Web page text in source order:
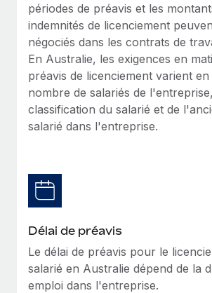
Remote Watchtower
Gardez un temps d’avance sur les
matière de conformité
Gestion des appareils
Achetez et suivez vos équipements
dans le monde entier
conformité
Mobilité et déménagement
employés
Avantages sociaux
Gérez facilement les avantages
Paie multipays
EOR et PEO
Gestion des freelances
Explorer le blog
BLOG
Mises à jour des produits de
freelances Plus
Remote a toujours pour mission d'aider les
toute taille à embaucher, gérer et payer...
périodes de préavis et les
indemnités de licenciement
négociés dans les contrats de
En Australie, les exigences en
préavis de licenciement varient
nombre de salariés de
classification du salarié et de
salarié dans l'entreprise.
Délai de préavis
Le délai de préavis pour le
salarié en Australie dépend de la
emploi dans l'entreprise.